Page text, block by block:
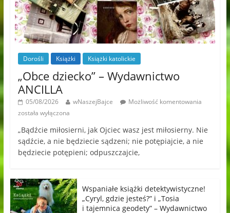
Dorośli Książki Książki katolickie
„Obce dziecko” – Wydawnictwo
ANCILLA
05/08/2026 wNaszejBajce
Możliwość komentowania
została wyłączona
„Bądźcie miłosierni, jak Ojciec wasz jest miłosierny. Nie
sądźcie, a nie będziecie sądzeni; nie potępiajcie, a nie
będziecie potępieni; odpuszczajcie,
Wspaniałe książki detektywistyczne!
„Cyryl, gdzie jesteś?” i „Tosia
i tajemnica geodety” – Wydawnictwo